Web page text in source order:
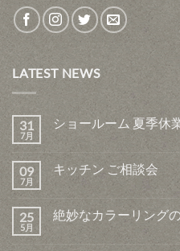
LATEST NEWS
31
7月
ショールーム 夏季休
09
7月
キッチン ご相談会
25
5月
絶妙なカラーリング